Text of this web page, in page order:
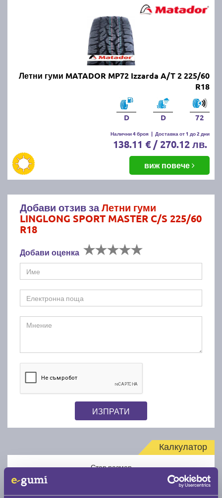
Летни гуми MATADOR MP72 Izzarda A/T 2 225/60
R18
D D 72
Налични 4 броя | Доставка от 1 до 2 дни
138.11 € / 270.12 лв.
виж повече
Добави отзив заЛетни гуми
LINGLONG SPORT MASTER C/S 225/60
R18
Добави оценка
ИЗПРАТИ
Калкулатор
Стар размер